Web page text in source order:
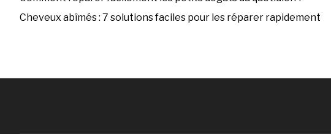
Cheveux abîmés : 7 solutions faciles pour les réparer rapidement